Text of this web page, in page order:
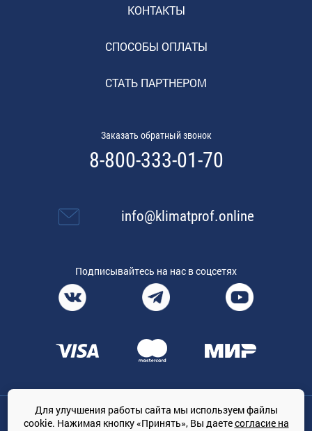
КОНТАКТЫ
СПОСОБЫ ОПЛАТЫ
СТАТЬ ПАРТНЕРОМ
Заказать обратный звонок
8-800-333-01-70
info@klimatprof.online
Подписывайтесь на нас в соцсетях
Общество с ограниченной ответственностью «ТРЕЙДКОН», ОГРН:
Для улучшения работы сайта мы используем файлы
cookie. Нажимая кнопку «Принять», Вы даетесогласие на